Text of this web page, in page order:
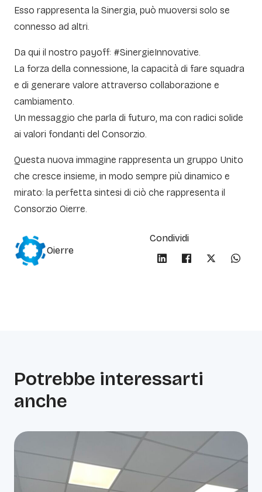
Esso rappresenta la Sinergia, può muoversi solo se
connesso ad altri.
Da qui il nostro payoff: #SinergieInnovative.
La forza della connessione, la capacità di fare squadra
e di generare valore attraverso collaborazione e
cambiamento.
Un messaggio che parla di futuro, ma con radici solide
ai valori fondanti del Consorzio.
Questa nuova immagine rappresenta un gruppo Unito
che cresce insieme, in modo sempre più dinamico e
mirato: la perfetta sintesi di ciò che rappresenta il
Consorzio Oierre.
Oierre
Condividi
Potrebbe interessarti
anche